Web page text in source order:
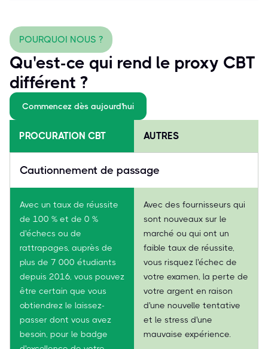
POURQUOI NOUS ?
Qu'est-ce qui rend le proxy CBT
différent ?
Commencez dès aujourd'hui
PROCURATION CBT AUTRES
Cautionnement de passage
Avec un taux de réussite
de 100 % et de 0 %
d'échecs ou de
rattrapages, auprès de
plus de 7 000 étudiants
depuis 2016, vous pouvez
être certain que vous
obtiendrez le laissez-
passer dont vous avez
besoin, pour le badge
Avec des fournisseurs qui
sont nouveaux sur le
marché ou qui ont un
faible taux de réussite,
vous risquez l'échec de
votre examen, la perte de
votre argent en raison
d'une nouvelle tentative
et le stress d'une
mauvaise expérience.